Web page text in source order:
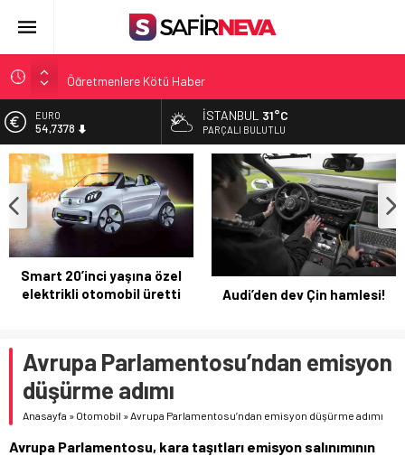
Öğretmenlere Kötü Haber
FETÖ’nün kritik ismi tutuklandı
Son dakika… İstanbul’da trafik felç
Yunanistan Başbakanı Çipras Türkiye’ye gelecek
Açlık Sınırı Açıklandı
ALTIN
6.167,96
BİST
13.410,54
DOLAR
47,5276
EURO
İSTANBUL 31°C
PARÇALI BULUTLU
Audi’den dev Çin hamlesi!
Volkswagen’in dev tasarruf
planı!
Avrupa Parlamentosu’ndan emisyon
düşürme adımı
Anasayfa » Otomobil » Avrupa Parlamentosu’ndan emisyon düşürme adımı
Avrupa Parlamentosu, kara taşıtları emisyon salınımının